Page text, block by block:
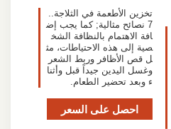
تخزين الأطعمة في الثلاجة..
7 نصائح مثالية; كما يجب إض
افة الاهتمام بالنظافة الشخ
صية إلى هذه الاحتياطات، مث
ل قص الأظافر وربط الشعر
وغسل اليدين جيداً قبل وأثنا
ء وبعد تحضير الطعام.
احصل على السعر